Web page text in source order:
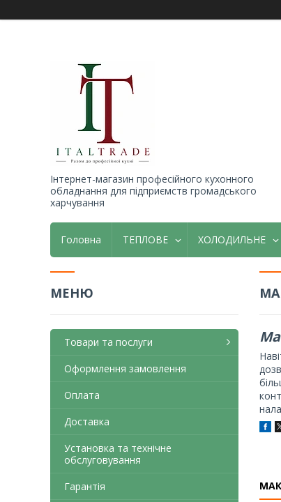
Інтернет-магазин професійного кухонного
обладнання для підприємств громадського
харчування
Головна ТЕПЛОВЕ ХОЛОДИЛЬНЕ
Товари та послуги
Оформлення замовлення
Оплата
Доставка
Установка та технічне
обслуговування
Гарантія